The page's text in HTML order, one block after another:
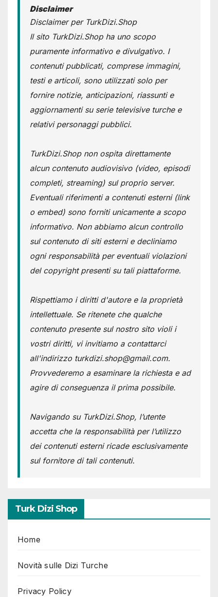
Disclaimer
Disclaimer per TurkDizi.Shop
Il sito TurkDizi.Shop ha uno scopo
puramente informativo e divulgativo. I
contenuti pubblicati, comprese immagini,
testi e articoli, sono utilizzati solo per
fornire notizie, anticipazioni, riassunti e
aggiornamenti su serie televisive turche e
relativi personaggi pubblici.
TurkDizi.Shop non ospita direttamente
alcun contenuto audiovisivo (video, episodi
completi, streaming) sul proprio server.
Eventuali riferimenti a contenuti esterni (link
o embed) sono forniti unicamente a scopo
informativo. Non abbiamo alcun controllo
sul contenuto di siti esterni e decliniamo
ogni responsabilità per eventuali violazioni
del copyright presenti su tali piattaforme.
Rispettiamo i diritti d'autore e la proprietà
intellettuale. Se ritenete che qualche
contenuto presente sul nostro sito violi i
vostri diritti, vi invitiamo a contattarci
all'indirizzo turkdizi.shop@gmail.com.
Provvederemo a esaminare la richiesta e ad
agire di conseguenza il prima possibile.
Navigando su TurkDizi.Shop, l’utente
accetta che la responsabilità per l’utilizzo
dei contenuti esterni ricade esclusivamente
sul fornitore di tali contenuti.
Turk Dizi Shop
Home
Novità sulle Dizi Turche
Privacy Policy